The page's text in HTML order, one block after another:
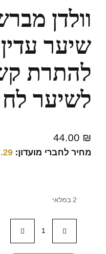
וולדן
שיער
להתרת
לשיער לח
44.00 ₪
מחיר לחברי מועדון:
2 במלאי